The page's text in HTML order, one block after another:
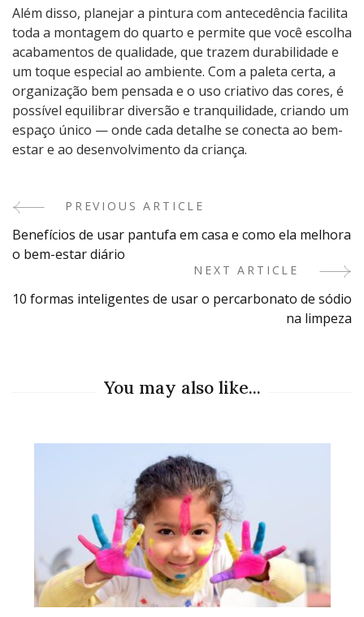
Além disso, planejar a pintura com antecedência facilita
toda a montagem do quarto e permite que você escolha
acabamentos de qualidade, que trazem durabilidade e
um toque especial ao ambiente. Com a paleta certa, a
organização bem pensada e o uso criativo das cores, é
possível equilibrar diversão e tranquilidade, criando um
espaço único — onde cada detalhe se conecta ao bem-
estar e ao desenvolvimento da criança.
Post
Navigation
PREVIOUS ARTICLE
Benefícios de usar pantufa em casa e como ela melhora
o bem-estar diário
NEXT ARTICLE
10 formas inteligentes de usar o percarbonato de sódio
na limpeza
You may also like...